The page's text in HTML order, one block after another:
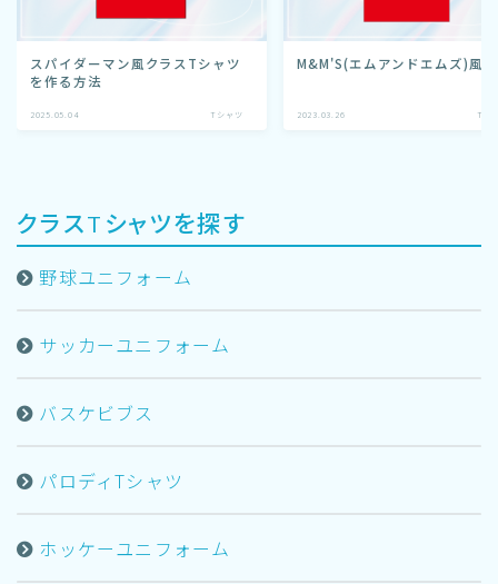
スパイダーマン風クラスTシャツ
を作る方法
2025.05.04 Tシャツ
M&M'S(エムアンドエムズ)風
2023.03.26 Tシ
クラスTシャツを探す
野球ユニフォーム
サッカーユニフォーム
バスケビブス
パロディTシャツ
ホッケーユニフォーム